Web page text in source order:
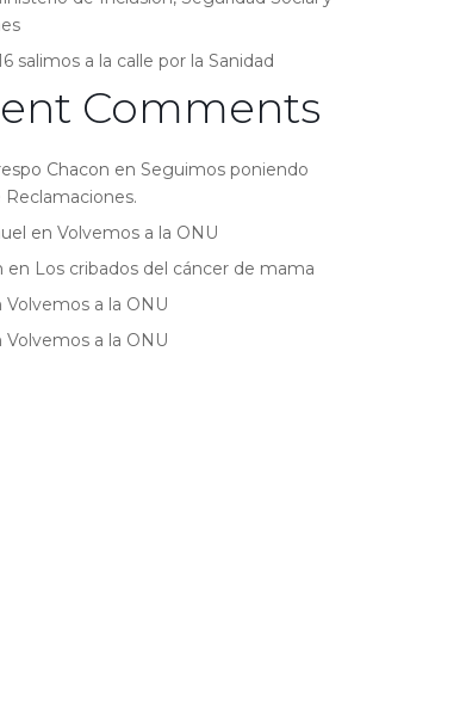
salimos a la calle por la Sanidad
Comments
Chacon enSeguimos poniendo
Reclamaciones.
enVolvemos a la ONU
en Los cribados del cáncer de mama
Volvemos a la ONU
Volvemos a la ONU